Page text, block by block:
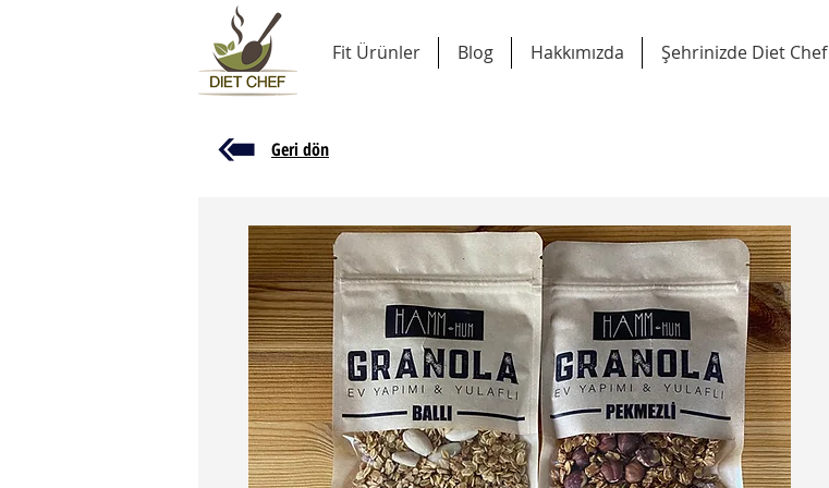
Fit Ürünler Blog Hakkımızda Şehrinizde Diet Chef
Geri dön